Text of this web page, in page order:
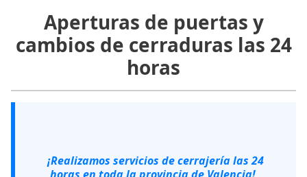
Aperturas de puertas y
cambios de cerraduras las 24
horas
¡Realizamos servicios de cerrajería las 24